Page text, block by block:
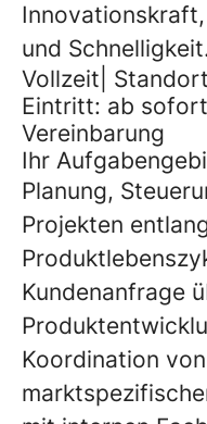
und
Vollzeit|
Eintritt: ab
Vereinbarung
Ihr
Planung,
Projekten
Kundenanfrage
Koordination